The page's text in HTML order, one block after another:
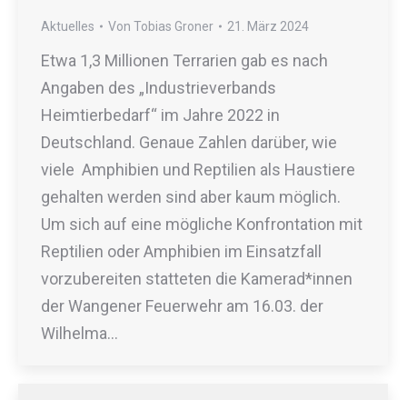
Aktuelles Von Tobias Groner 21. März 2024
Etwa 1,3 Millionen Terrarien gab es nach
Angaben des „Industrieverbands
Heimtierbedarf“ im Jahre 2022 in
Deutschland. Genaue Zahlen darüber, wie
viele Amphibien und Reptilien als Haustiere
gehalten werden sind aber kaum möglich.
Um sich auf eine mögliche Konfrontation mit
Reptilien oder Amphibien im Einsatzfall
vorzubereiten statteten die Kamerad*innen
der Wangener Feuerwehr am 16.03. der
Wilhelma…